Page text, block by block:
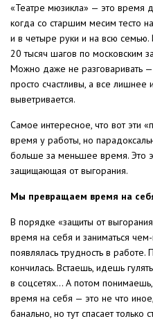
«Театре мюзикла» — это время
когда со старшим месим тесто
и в четыре руки и на всю
20 тысяч шагов по московским
Можно даже не разговаривать
просто счастливы, а все
выветривается.
Самое интересное, что вот эти
время у работы, но
больше за меньшее время. Это
защищающая от выгорания.
Мы превращаем время на
В порядке «защиты от
время на себя и заниматься
появлялась трудность в
кончилась. Встаешь, идешь
в соцсетях… А потом
время на себя — это не что
банально, но тут спасает только